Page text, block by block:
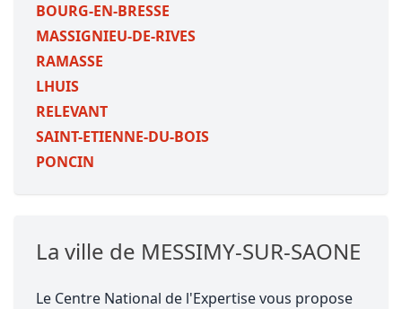
BOURG-EN-BRESSE
MASSIGNIEU-DE-RIVES
RAMASSE
LHUIS
RELEVANT
SAINT-ETIENNE-DU-BOIS
PONCIN
La ville de MESSIMY-SUR-SAONE
Le Centre National de l'Expertise vous propose